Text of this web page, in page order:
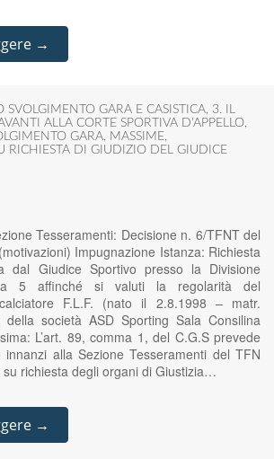
→
SVOLGIMENTO GARA E CASISTICA, 3. IL
ALLA CORTE SPORTIVA D'APPELLO,
GARA, MASSIME,
RICHIESTA DI GIUDIZIO DEL GIUDICE
Tesseramenti: Decisione n. 6/TFNT del
Impugnazione Istanza: Richiesta
dal Giudice Sportivo presso la Divisione
a 5 affinché si valuti la regolarità del
F.L.F. (nato il 2.8.1998 – matr.
società ASD Sporting Sala Consilina
L’art. 89, comma 1, del C.G.S prevede
alla Sezione Tesseramenti del TFN
richiesta degli organi di Giustizia…
→